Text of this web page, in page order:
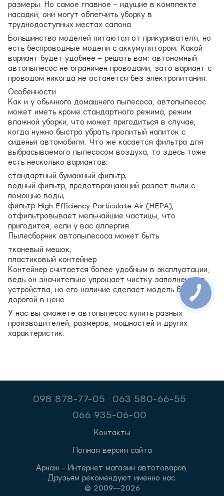
размеры. Но самое главное – идущие в комплекте
насадки, они могут облегчить уборку в
труднодоступных местах салона.
Большинство моделей питаются от прикуривателя, но
есть беспроводные модели с аккумулятором. Какой
вариант будет удобнее – решать вам: автономный
автопылесос не ограничен проводами, зато вариант с
проводом никогда не останется без электропитания.
Особенности
Как и у обычного домашнего пылесоса, автопылесос
может иметь кроме стандартного режима, режим
влажной уборки, что может пригодиться в случае,
когда нужно быстро убрать пролитый напиток с
сиденья автомобиля. Что же касается фильтра для
выбрасываемого пылесосом воздуха, то здесь тоже
есть несколько вариантов:
стандартный бумажный фильтр;
водный фильтр, предотвращающий разлет пыли с
помощью воды;
фильтр High Efficiency Particulate Air (HEPA),
отфильтровывает мельчайшие частицы, что
пригодится, если у вас аллергия.
Пылесборник автопылесоса может быть:
тканевый мешок;
пластиковый контейнер.
Контейнер считается более удобным в эксплуатации,
ведь он значительно упрощает чистку заполненного
устройства, но его наличие сделает модель более
дорогой в цене.
У нас вы сможете автопылесос купить разных
производителей, размеров, мощностей и других
характеристик.
098 878-77-05
063 580-66-55
066 935-06-00
Контакты
Полная версия сайта
Арнаж - Интернет магазин автотоваров.
Друзьям рекомендуют именно нас.
© 2009—2026